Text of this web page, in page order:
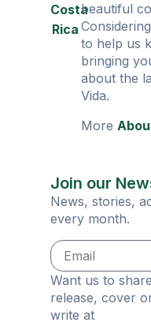
Costa
Rica
beautiful
to help us
bringing
about the
Vida.
More
Join our
News, stories,
every month.
Want us to
release, cover
write at